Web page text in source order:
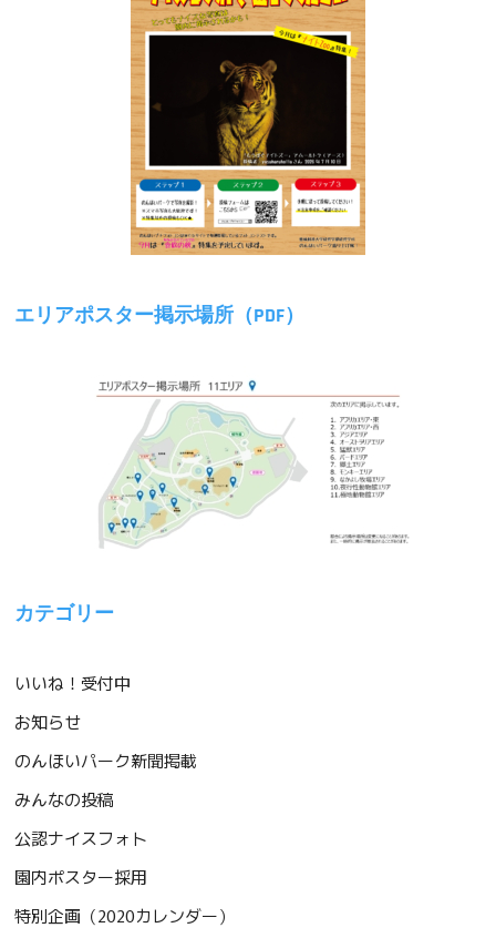
エリアポスター掲示場所（PDF）
カテゴリー
いいね！受付中
お知らせ
のんほいパーク新聞掲載
みんなの投稿
公認ナイスフォト
園内ポスター採用
特別企画（2020カレンダー）